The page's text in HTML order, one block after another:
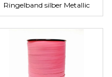
Ringelband silber Metallic